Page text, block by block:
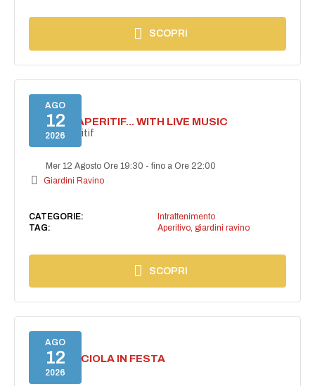
SCOPRI
AGO
12
2026
SECRET APERITIF... WITH LIVE MUSIC
Secret aperitif
Mer 12 Agosto Ore 19:30 -fino a Ore 22:00
Giardini Ravino
CATEGORIE:
Intrattenimento
TAG:
Aperitivo, giardini ravino
SCOPRI
AGO
12
2026
CASAMICCIOLA IN FESTA